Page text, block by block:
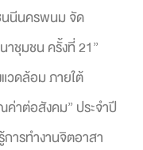
นีนครพนม จัด
ชุมชน ครั้งที่ 21”
วดล้อม ภายใต้
าต่อสังคม” ประจำปี
การทำงานจิตอาสา